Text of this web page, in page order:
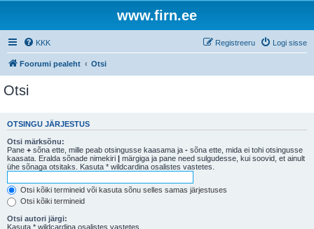
www.firn.ee
KKK Logi sisse
Registreeru
Foorumi pealeht Otsi
Otsi
OTSINGU JÄRJESTUS
Otsi märksõnu:
Pane + sõna ette, mille peab otsingusse kaasama ja - sõna ette, mida ei tohi otsingusse
kaasata. Eralda sõnade nimekiri | märgiga ja pane need sulgudesse, kui soovid, et ainult
ühe sõnaga otsitaks. Kasuta * wildcardina osalistes vastetes.
Otsi kõiki termineid või kasuta sõnu selles samas järjestuses
Otsi kõiki termineid
Otsi autori järgi:
Kasuta * wildcardina osalistes vastetes.